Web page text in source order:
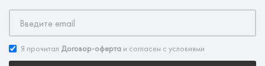
Я прочитал Договор-оферта и согласен с условиями